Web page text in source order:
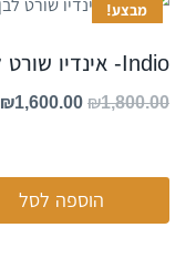
מבצע!
Indio- אינדיו שורט לבן
₪1,800.00
₪1,600.00
הוספה לסל